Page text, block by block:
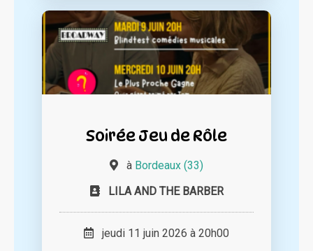
Soirée Jeu de Rôle
à Bordeaux (33)
LILA AND THE BARBER
jeudi 11 juin 2026 à 20h00